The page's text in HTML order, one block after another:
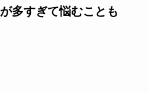
多すぎて悩むことも